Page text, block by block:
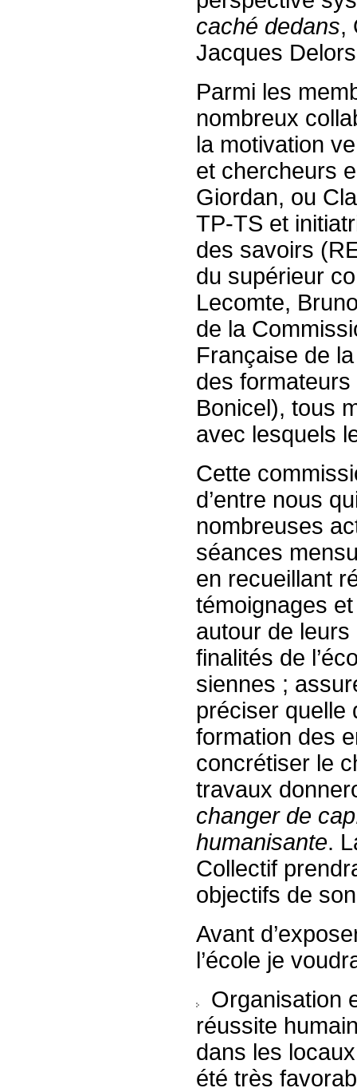
caché dedans,
Jacques
Parmi les
nombreux
la motivation
et chercheurs
Giordan, ou
TP-TS et
des savoirs
du supérieur
Lecomte,
de la
Française de
des
Bonicel), tous
avec lesquels
Cette
d’entre nous
nombreuses
séances
en recueillant
témoignages
autour de
finalités de
siennes ;
préciser quelle
formation des
concrétiser le
travaux
changer de
humanisante.
Collectif
objectifs de
Avant
l’école je
Organisation
réussite
dans les
été très